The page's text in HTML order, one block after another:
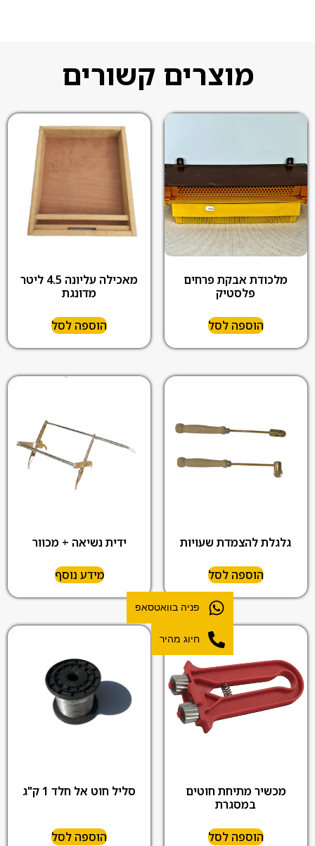
מוצרים קשורים
מלכודת אבקת פרחים
פלסטיק
הוספה לסל
מאכילה עליונה 4.5 ליטר
מדונגת
הוספה לסל
גלגלת להצמדת שעויות
הוספה לסל
ידית נשיאה + מכוור
מידע נוסף
מכשיר מתיחת חוטים
במסגרת
הוספה לסל
סליל חוט אל חלד 1 ק"ג
הוספה לסל
פניה בוואטסאפ
חיוג מהיר